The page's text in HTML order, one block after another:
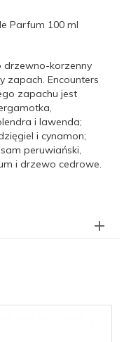
Parfum 100 ml
drzewno-korzenny
zapach. Encounters
zapachu jest
i lawenda;
i cynamon;
peruwiański,
i drzewo cedrowe.